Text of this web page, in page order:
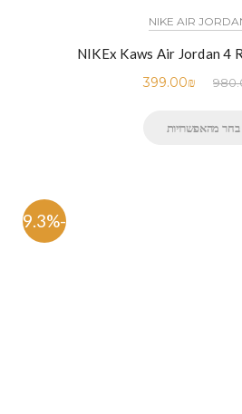
NIKE AIR
NIKEx Kaws Air Jordan 4
399.00₪
בחר מהאפשרויות
-59.3%